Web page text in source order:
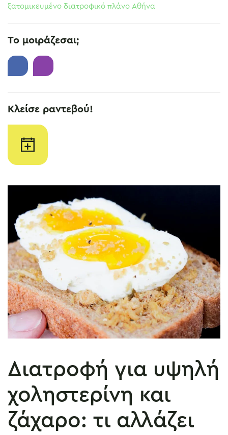
ξατομικευμένο διατροφικό πλάνο Αθήνα
Το μοιράζεσαι;
Κλείσε ραντεβού!
Διατροφή για υψηλή
χοληστερίνη και
ζάχαρο: τι αλλάζει